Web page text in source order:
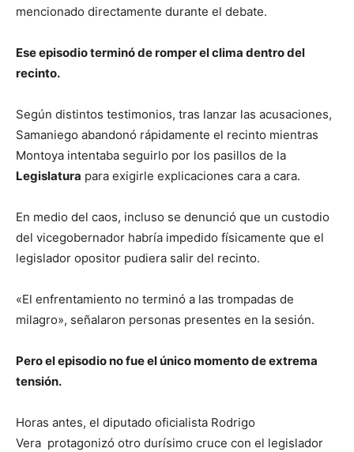
mencionado directamente durante el debate.
Ese episodio terminó de romper el clima dentro del
recinto.
Según distintos testimonios, tras lanzar las acusaciones,
Samaniego abandonó rápidamente el recinto mientras
Montoya intentaba seguirlo por los pasillos de la
Legislatura para exigirle explicaciones cara a cara.
En medio del caos, incluso se denunció que un custodio
del vicegobernador habría impedido físicamente que el
legislador opositor pudiera salir del recinto.
«El enfrentamiento no terminó a las trompadas de
milagro», señalaron personas presentes en la sesión.
Pero el episodio no fue el único momento de extrema
tensión.
Horas antes, el diputado oficialista Rodrigo
Vera protagonizó otro durísimo cruce con el legislador